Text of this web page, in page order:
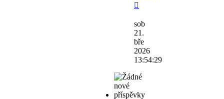
poslední
příspěvek
sob
21.
bře
2026
13:54:29